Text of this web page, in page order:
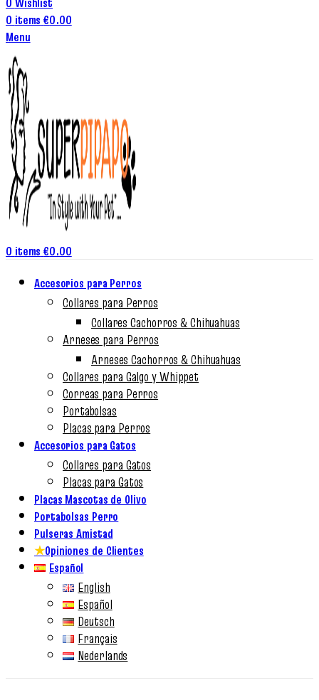
0 items €0.00
Menu
0 items €0.00
Accesorios para Perros
Collares para Perros
Collares Cachorros & Chihuahuas
Arneses para Perros
Arneses Cachorros & Chihuahuas
Collares para Galgo y Whippet
Correas para Perros
Portabolsas
Placas para Perros
Accesorios para Gatos
Collares para Gatos
Placas para Gatos
Placas Mascotas de Olivo
Portabolsas Perro
Pulseras Amistad
★Opiniones de Clientes
Español
English
Español
Deutsch
Français
Nederlands